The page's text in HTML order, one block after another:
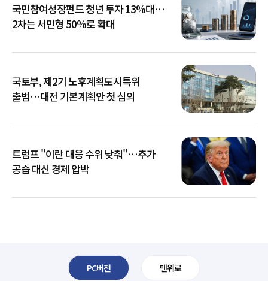
국민참여성장펀드 청년 투자 13%대…
2차는 서민형 50%로 확대
국토부, 제2기 노후계획도시특위
출범…대전 기본계획안 첫 심의
트럼프 "이란 대응 수위 낮춰"…추가
공습 대신 경제 압박
PC버전 맨위로